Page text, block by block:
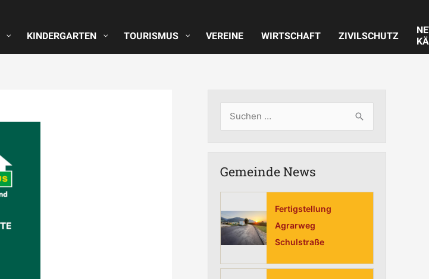
KINDERGARTEN TOURISMUS VEREINE WIRTSCHAFT ZIVILSCHUTZ
h
e
n
a
c
Gemeinde News
Fertigstellung
Agrarweg
Schulstraße